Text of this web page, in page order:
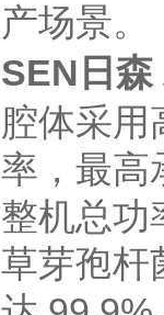
产场景。
SEN日森
腔体采用
率，最
整机总功
草芽孢杆